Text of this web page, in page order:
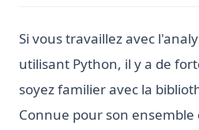
Si vous travaillez avec
utilisant Python, il y a de
soyez familier avec la
Connue pour son ensemble